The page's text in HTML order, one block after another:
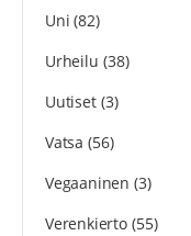
Uni (82)
Urheilu (38)
Uutiset(3)
Vatsa (56)
Vegaaninen (3)
Verenkierto(55)